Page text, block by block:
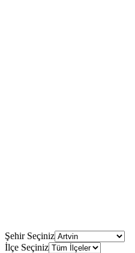
Şehir Seçiniz
İlçe Seçiniz